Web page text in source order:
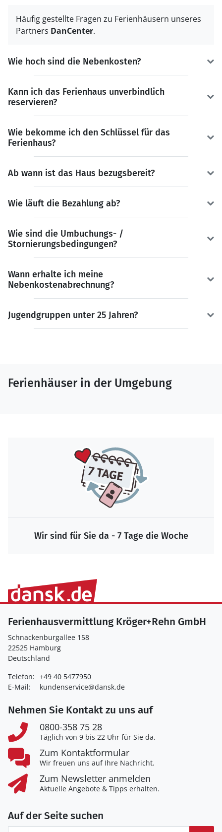
Häufig gestellte Fragen zu Ferienhäusern unseres
Partners DanCenter.
Wie hoch sind die Nebenkosten?
Kann ich das Ferienhaus unverbindlich
reservieren?
Wie bekomme ich den Schlüssel für das
Ferienhaus?
Ab wann ist das Haus bezugsbereit?
Wie läuft die Bezahlung ab?
Wie sind die Umbuchungs- /
Stornierungsbedingungen?
Wann erhalte ich meine
Nebenkostenabrechnung?
Jugendgruppen unter 25 Jahren?
Ferienhäuser in der Umgebung
Wir sind für Sie da - 7 Tage die Woche
Ferienhausvermittlung Kröger+Rehn GmbH
Schnackenburgallee 158
22525 Hamburg
Deutschland
Telefon: +49 40 5477950
E-Mail:
kundenservice@dansk.de
Nehmen Sie Kontakt zu uns auf
0800-358 75 28
Täglich von 9 bis 22 Uhr für Sie da.
Zum Kontaktformular
Wir freuen uns auf Ihre Nachricht.
Zum Newsletter anmelden
Aktuelle Angebote & Tipps erhalten.
Auf der Seite suchen